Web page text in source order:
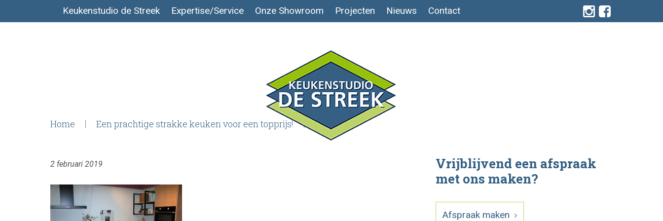
Keukenstudio de Streek Expertise/Service Onze Showroom Projecten Nieuws Contact
Home Een prachtige strakke keuken voor een topprijs! foto 6-2
2 februari 2019
Vrijblijvend een afspraak
met ons maken?
Afspraak maken